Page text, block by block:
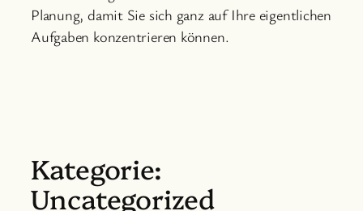
Planung, damit Sie sich ganz auf Ihre eigentlichen
Aufgaben konzentrieren können.
Kategorie:
Uncategorized